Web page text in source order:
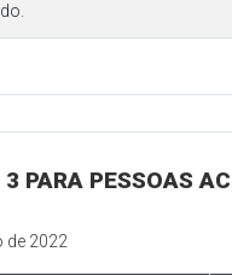
3 PARA PESSOAS
de 2022